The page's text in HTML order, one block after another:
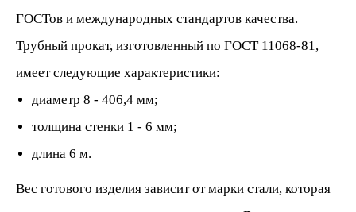
ГОСТов и международных стандартов качества.
Трубный прокат, изготовленный по ГОСТ 11068-81,
имеет следующие характеристики:
диаметр 8 - 406,4 мм;
толщина стенки 1 - 6 мм;
длина 6 м.
Вес готового изделия зависит от марки стали, которая